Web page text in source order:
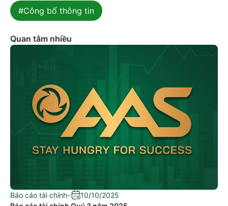
#Công bố thông tin
Quan tâm nhiều
Báo cáo tài chính-
10/10/2025